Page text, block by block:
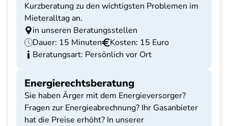
Kurzberatung zu den wichtigsten Problemen im
Mieteralltag an.
in unseren Beratungsstellen
Dauer: 15 Minuten
Kosten: 15 Euro
Beratungsart: Persönlich vor Ort
Energierechtsberatung
Sie haben Ärger mit dem Energieversorger?
Fragen zur Energieabrechnung? Ihr Gasanbieter
hat die Preise erhöht? In unserer